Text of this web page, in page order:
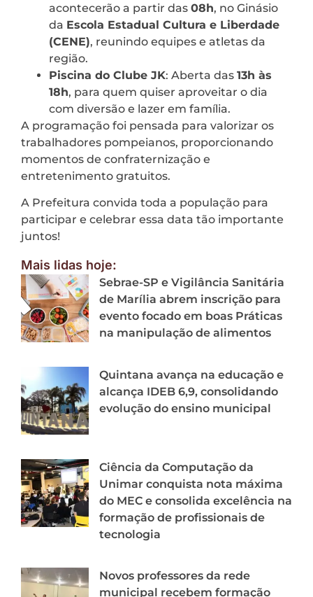
acontecerão a partir das 08h, no Ginásio
da Escola Estadual Cultura e Liberdade
(CENE), reunindo equipes e atletas da
região.
Piscina do Clube JK: Aberta das 13h às
18h, para quem quiser aproveitar o dia
com diversão e lazer em família.
A programação foi pensada para valorizar os
trabalhadores pompeianos, proporcionando
momentos de confraternização e
entretenimento gratuitos.
A Prefeitura convida toda a população para
participar e celebrar essa data tão importante
juntos!
Mais lidas hoje:
Sebrae-SP e Vigilância Sanitária
de Marília abrem inscrição para
evento focado em boas Práticas
na manipulação de alimentos
Quintana avança na educação e
alcança IDEB 6,9, consolidando
evolução do ensino municipal
Ciência da Computação da
Unimar conquista nota máxima
do MEC e consolida excelência na
formação de profissionais de
tecnologia
Novos professores da rede
municipal recebem formação